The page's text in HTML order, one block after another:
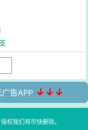
告APP ↓↓↓
权我们将尽快删除。